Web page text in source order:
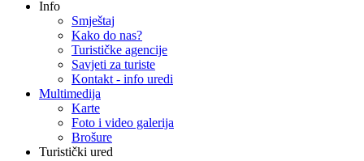
Info
Smještaj
Kako do nas?
Turističke agencije
Savjeti za turiste
Kontakt - info uredi
Multimedija
Karte
Foto i video galerija
Brošure
Turistički ured